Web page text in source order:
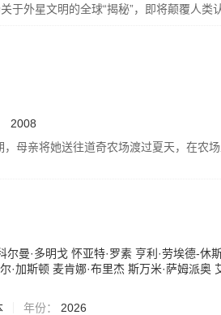
于外星文明的全球“揭秘”，即将颠覆人
2008
母亲将她送往道奇农场渡过夏天，在
尔曼·多明戈 怀亚特·罗素 亨利·劳埃德-休
·加斯顿 麦肯娜·布里杰 斯万米·萨姆派奥
年份：
2026